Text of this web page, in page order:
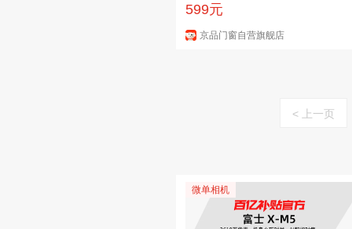
599元
京品门窗自营旗舰店
< 上一页
微单相机